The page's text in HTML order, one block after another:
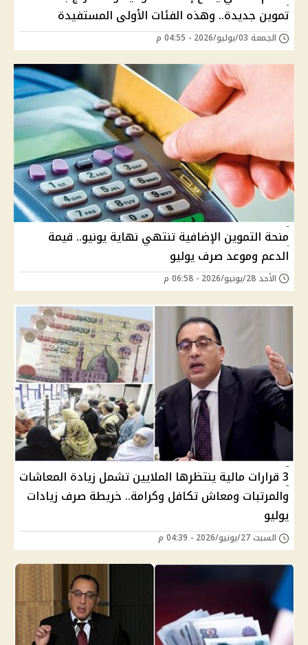
تموين جديدة.. وهذه الفئات الأولى المستفيدة
الجمعة 03/يوليو/2026 - 04:55 م
منحة التموين الإضافية تنتهي نهاية يونيو.. قيمة
الدعم وموعد صرف يوليو
الأحد 28/يونيو/2026 - 06:58 م
3 قرارات مالية ينتظرها الملايين تشمل زيادة المعاشات
والمرتبات ومعاش تكافل وكرامة.. خريطة صرف زيادات
يوليو
السبت 27/يونيو/2026 - 04:39 م